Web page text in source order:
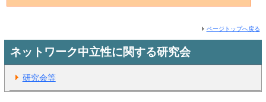
ページトップへ戻る
ネットワーク中立性に関する研究会
研究会等